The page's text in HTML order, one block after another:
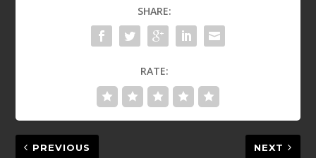
SHARE:
RATE:
PREVIOUS NEXT